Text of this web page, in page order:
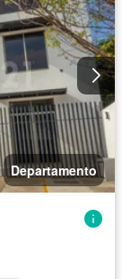
Departamento